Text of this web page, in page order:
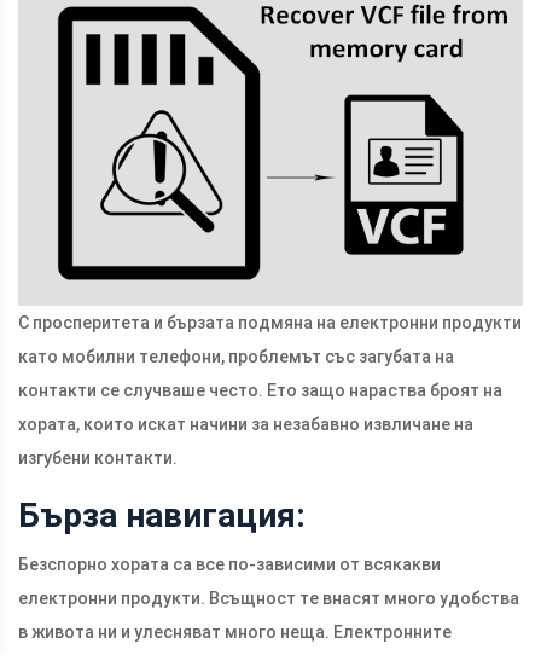
С просперитета и бързата подмяна на електронни продукти
като мобилни телефони, проблемът със загубата на
контакти се случваше често. Ето защо нараства броят на
хората, които искат начини за незабавно извличане на
изгубени контакти.
Бърза навигация:
Безспорно хората са все по-зависими от всякакви
електронни продукти. Всъщност те внасят много удобства
в живота ни и улесняват много неща. Електронните